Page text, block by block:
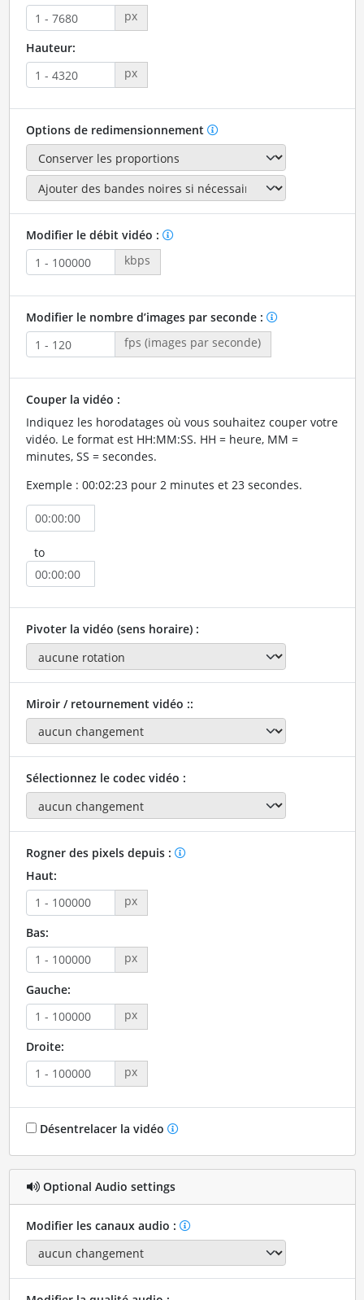
px
Hauteur:
px
Options de redimensionnement
Modifier le débit vidéo :
kbps
Modifier le nombre d’images par seconde :
fps (images par seconde)
Couper la vidéo :
Indiquez les horodatages où vous souhaitez couper votre
vidéo. Le format est HH:MM:SS. HH = heure, MM =
minutes, SS = secondes.
Exemple : 00:02:23 pour 2 minutes et 23 secondes.
to
Pivoter la vidéo (sens horaire) :
Miroir / retournement vidéo ::
Sélectionnez le codec vidéo :
Rogner des pixels depuis :
Haut:
px
Bas:
px
Gauche:
px
Droite:
px
Désentrelacer la vidéo
Optional Audio settings
Modifier les canaux audio :